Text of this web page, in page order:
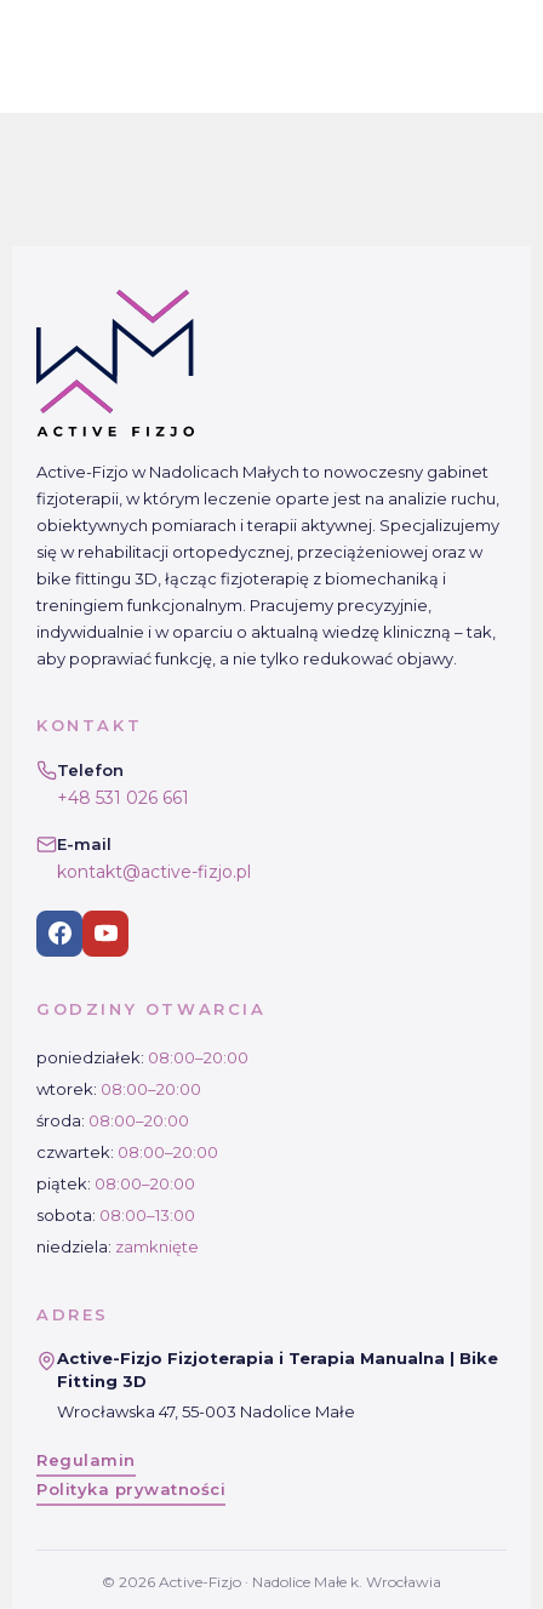
Active-Fizjo w Nadolicach Małych to nowoczesny gabinet
fizjoterapii, w którym leczenie oparte jest na analizie ruchu,
obiektywnych pomiarach i terapii aktywnej. Specjalizujemy
się w rehabilitacji ortopedycznej, przeciążeniowej oraz w
bike fittingu 3D, łącząc fizjoterapię z biomechaniką i
treningiem funkcjonalnym. Pracujemy precyzyjnie,
indywidualnie i w oparciu o aktualną wiedzę kliniczną – tak,
aby poprawiać funkcję, a nie tylko redukować objawy.
KONTAKT
Telefon
+48 531 026 661
E-mail
kontakt@active-fizjo.pl
GODZINY OTWARCIA
poniedziałek: 08:00–20:00
wtorek: 08:00–20:00
środa: 08:00–20:00
czwartek: 08:00–20:00
piątek: 08:00–20:00
sobota: 08:00–13:00
niedziela: zamknięte
ADRES
Active-Fizjo Fizjoterapia i Terapia Manualna | Bike
Fitting 3D
Wrocławska 47, 55-003 Nadolice Małe
Regulamin
Polityka prywatności
© 2026 Active-Fizjo · Nadolice Małe k. Wrocławia